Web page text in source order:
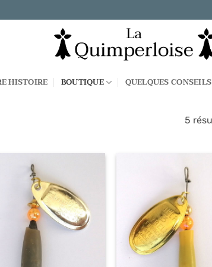
HISTOIRE BOUTIQUE QUELQUES CONSEILS
5